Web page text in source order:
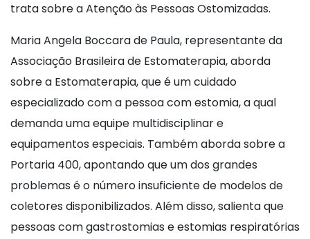
trata sobre a Atenção às Pessoas Ostomizadas.
Maria Angela Boccara de Paula, representante da
Associação Brasileira de Estomaterapia, aborda
sobre a Estomaterapia, que é um cuidado
especializado com a pessoa com estomia, a qual
demanda uma equipe multidisciplinar e
equipamentos especiais. Também aborda sobre a
Portaria 400, apontando que um dos grandes
problemas é o número insuficiente de modelos de
coletores disponibilizados. Além disso, salienta que
pessoas com gastrostomias e estomias respiratórias